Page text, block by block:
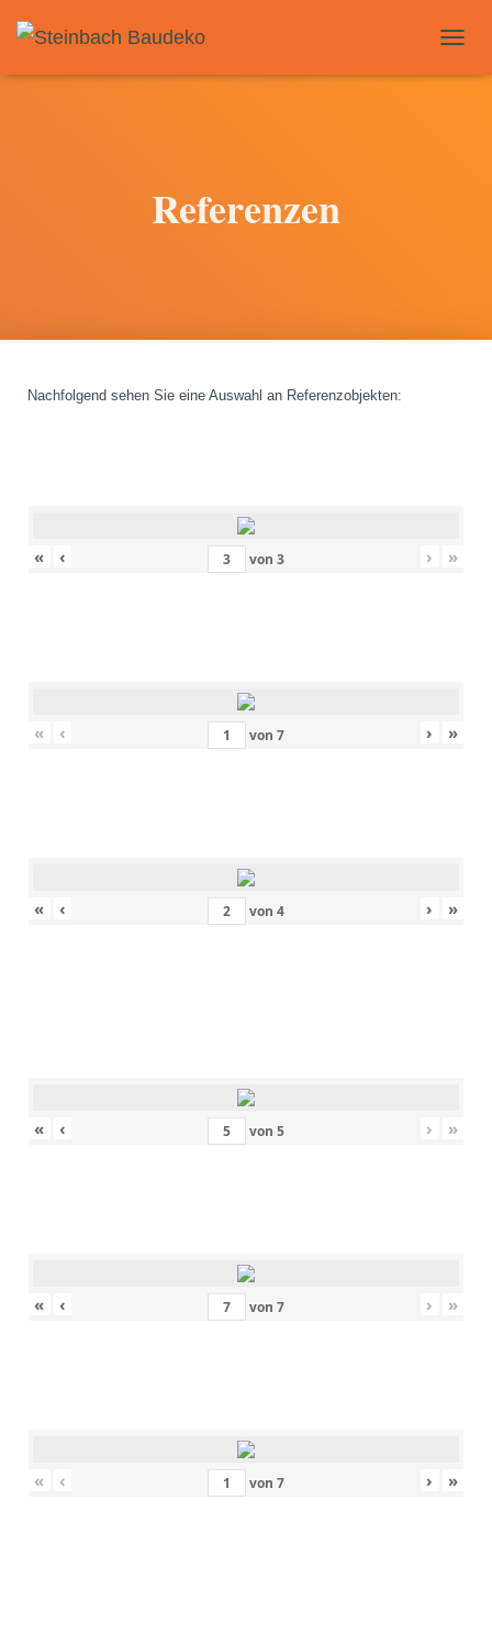
O
Referenzen
Nachfolgend sehen Sie eine Auswahl an Referenzobjekten:
« ‹ von 3 › »
« ‹ von 7 › »
« ‹ von 4 › »
« ‹ von 5 › »
« ‹ von 7 › »
« ‹ von 7 › »